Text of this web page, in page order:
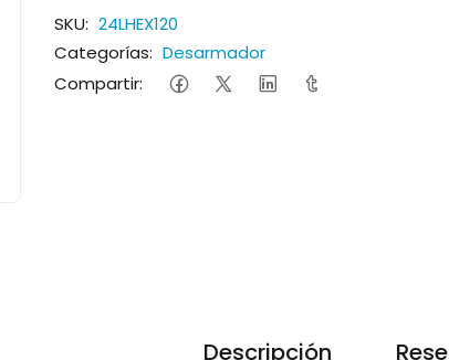
SKU: 24LHEX120
Categorías: Desarmador
Compartir:
Descripción